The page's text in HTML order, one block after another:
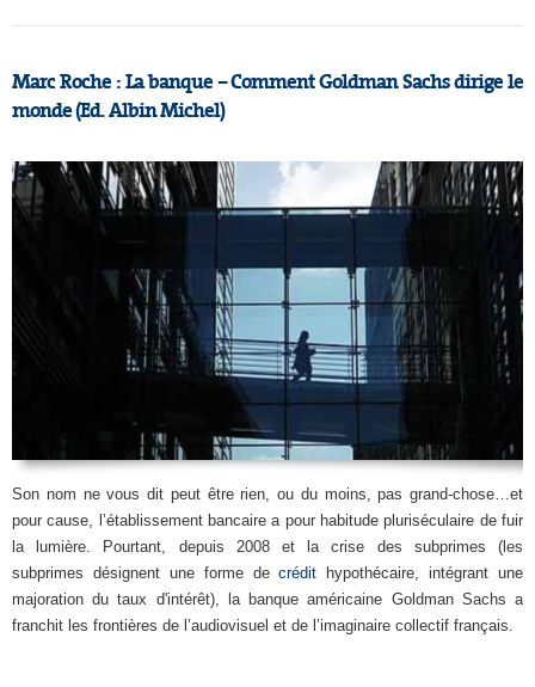
Marc Roche : La banque – Comment Goldman Sachs dirige le
monde (Ed. Albin Michel)
Son nom ne vous dit peut être rien, ou du moins, pas grand-chose…et
pour cause, l’établissement bancaire a pour habitude pluriséculaire de fuir
la lumière. Pourtant, depuis 2008 et la crise des subprimes (les
subprimes désignent une forme decrédit hypothécaire, intégrant une
majoration du taux d'intérêt), la banque américaine Goldman Sachs a
franchit les frontières de l’audiovisuel et de l’imaginaire collectif français.